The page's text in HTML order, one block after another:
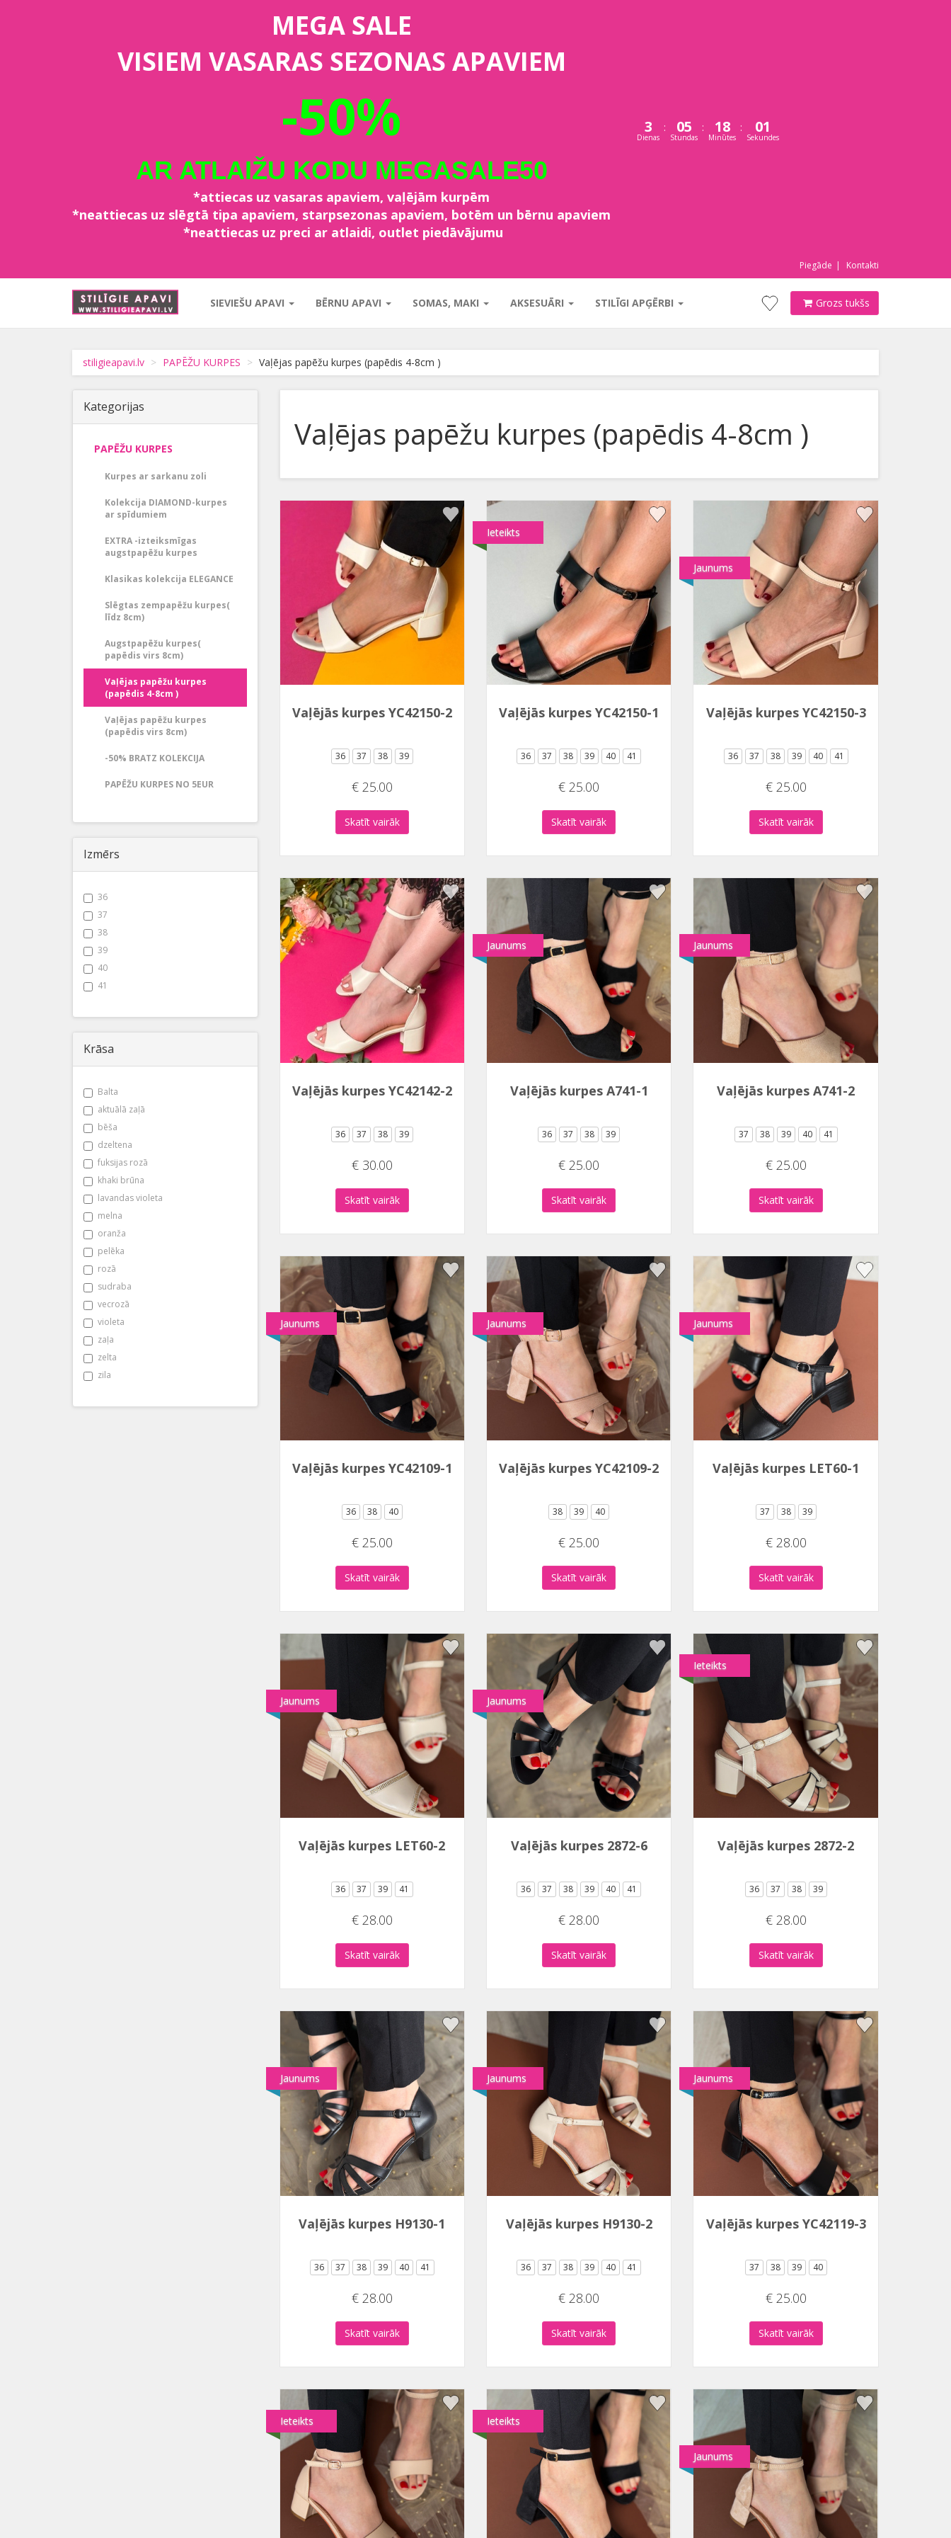
MEGA SALE
VISIEM VASARAS SEZONAS APAVIEM
-50%
AR ATLAIŽU KODU MEGASALE50
*attiecas uz vasaras apaviem, vaļējām kurpēm
*neattiecas uz slēgtā tipa apaviem, starpsezonas apaviem, botēm un bērnu apaviem
*neattiecas uz preci ar atlaidi, outlet piedāvājumu
3
Dienas
: 05
Stundas
: 17
Minūtes
: 59
Sekundes
Piegāde Kontakti
SIEVIEŠU APAVI BĒRNU APAVI SOMAS, MAKI AKSESUĀRI STILĪGI APĢĒRBI Grozs tukšs
stiligieapavi.lv PAPĒŽU KURPES Vaļējas papēžu kurpes (papēdis 4-8cm )
Kategorijas
PAPĒŽU KURPES
Kurpes ar sarkanu zoli
Kolekcija DIAMOND-kurpes
ar spīdumiem
EXTRA -izteiksmīgas
augstpapēžu kurpes
Klasikas kolekcija ELEGANCE
Slēgtas zempapēžu kurpes(
līdz 8cm)
Augstpapēžu kurpes(
papēdis virs 8cm)
Vaļējas papēžu kurpes
(papēdis 4-8cm )
Vaļējas papēžu kurpes
(papēdis virs 8cm)
-50% BRATZ KOLEKCIJA
PAPĒŽU KURPES NO 5EUR
Izmērs
36
37
38
39
40
41
Krāsa
Balta
aktuālā zaļā
bēša
dzeltena
fuksijas rozā
khaki brūna
lavandas violeta
melna
oranža
pelēka
rozā
sudraba
vecrozā
violeta
zaļa
zelta
zila
Vaļējas papēžu kurpes (papēdis 4-8cm )
Vaļējās kurpes YC42150-2
36 37 38 39
€ 25.00
Skatīt vairāk
Vaļējās kurpes YC42150-1
36 37 38 39 40 41
€ 25.00
Skatīt vairāk
Ieteikts
Vaļējās kurpes YC42150-3
36 37 38 39 40 41
€ 25.00
Skatīt vairāk
Jaunums
Vaļējās kurpes YC42142-2
36 37 38 39
€ 30.00
Skatīt vairāk
Vaļējās kurpes A741-1
36 37 38 39
€ 25.00
Skatīt vairāk
Jaunums
Vaļējās kurpes A741-2
37 38 39 40 41
€ 25.00
Skatīt vairāk
Jaunums
Vaļējās kurpes YC42109-1
36 38 40
€ 25.00
Skatīt vairāk
Jaunums
Vaļējās kurpes YC42109-2
38 39 40
€ 25.00
Skatīt vairāk
Jaunums
Vaļējās kurpes LET60-1
37 38 39
€ 28.00
Skatīt vairāk
Jaunums
Vaļējās kurpes LET60-2
36 37 39 41
€ 28.00
Skatīt vairāk
Jaunums
Vaļējās kurpes 2872-6
36 37 38 39 40 41
€ 28.00
Skatīt vairāk
Jaunums
Vaļējās kurpes 2872-2
36 37 38 39
€ 28.00
Skatīt vairāk
Ieteikts
Vaļējās kurpes H9130-1
36 37 38 39 40 41
€ 28.00
Skatīt vairāk
Jaunums
Vaļējās kurpes H9130-2
36 37 38 39 40 41
€ 28.00
Skatīt vairāk
Jaunums
Vaļējās kurpes YC42119-3
37 38 39 40
€ 25.00
Skatīt vairāk
Jaunums
Ieteikts Ieteikts
Jaunums